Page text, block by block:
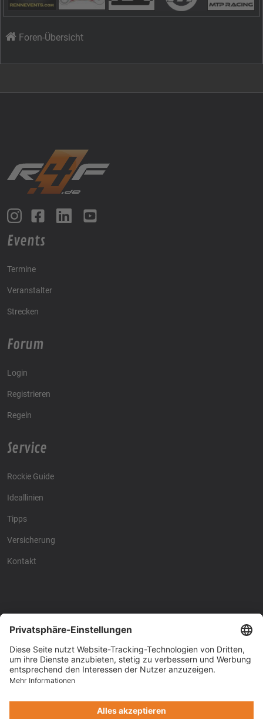
Foren-Übersicht
Events
Termine
Veranstalter
Strecken
Forum
Login
Registrieren
Regeln
Service
Rockie Guide
Ideallinien
Tipps
Versicherung
Kontakt
Racing4fun - Alles über
Racing4fun - Alles über
Copyright © Racing4Fun 2024 Impressum